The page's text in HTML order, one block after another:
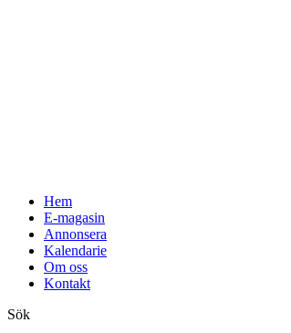
Hem
E-magasin
Annonsera
Kalendarie
Om oss
Kontakt
Sök